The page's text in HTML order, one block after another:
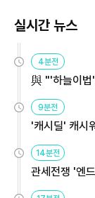
실시간 뉴스
4분전
與 "'하늘이법
9분전
'캐시딜' 캐시
14분전
관세전쟁 '엔